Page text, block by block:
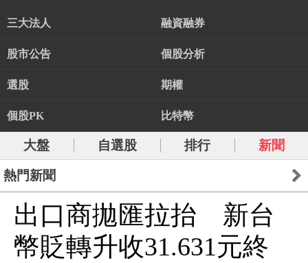
三大法人 融資融券
股市公告 個股分析
選股 期權
個股PK 比特幣
大盤 自選股 排行 新聞
熱門新聞
出口商拋匯拉抬 新台
幣貶轉升收31.631元終